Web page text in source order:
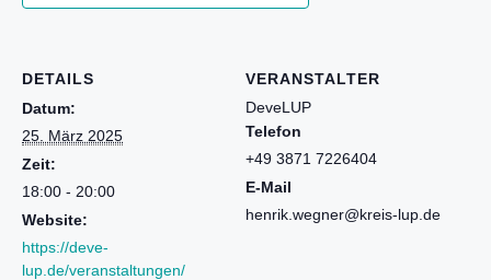
DETAILS
Datum:
25. März 2025
Zeit:
18:00 - 20:00
Website:
https://deve-
lup.de/veranstaltungen/
VERANSTALTER
DeveLUP
Telefon
+49 3871 7226404
E-Mail
henrik.wegner@kreis-lup.de